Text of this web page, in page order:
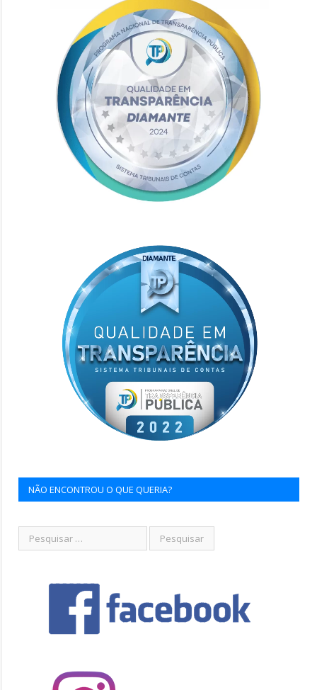
NÃO ENCONTROU O QUE QUERIA?